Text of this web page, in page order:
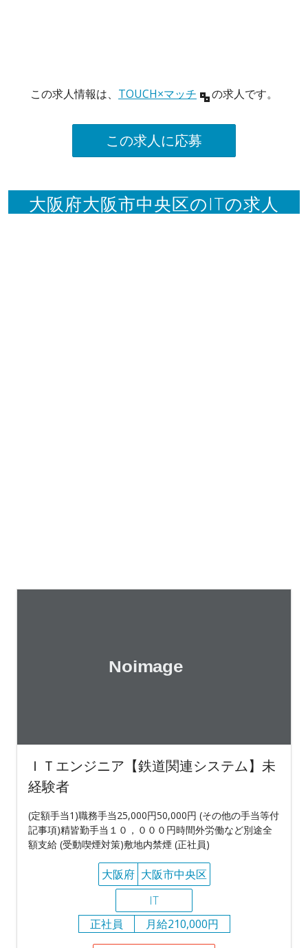
この求人情報は、 TOUCH×マッチ の求人です。
この求人に応募
大阪府大阪市中央区のITの求人
ＩＴエンジニア【鉄道関連システム】未
経験者
(定額手当1)職務手当25,000円50,000円 (その他の手当等付
記事項)精皆勤手当１０，０００円時間外労働など別途全
額支給 (受動喫煙対策)敷地内禁煙 (正社員)
大阪府 大阪市中央区
IT
正社員
月給210,000円